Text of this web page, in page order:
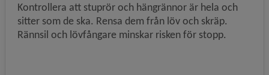
Kontrollera att stuprör och hängrännor är hela och
sitter som de ska. Rensa dem från löv och skräp.
Rännsil och lövfångare minskar risken för stopp.